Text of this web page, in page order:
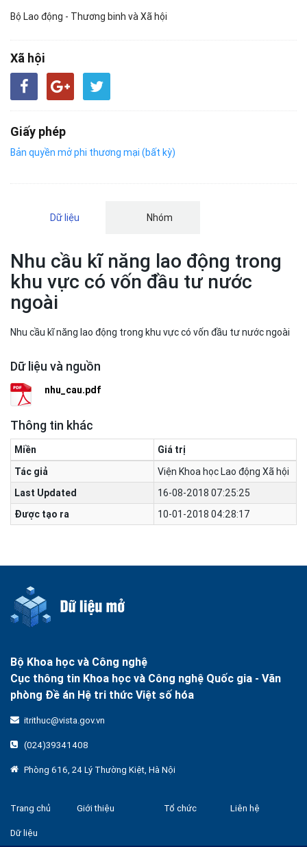
Bộ Lao động - Thương binh và Xã hội
Xã hội
Giấy phép
Bản quyền mở phi thương mại (bất kỳ)
Dữ liệu Nhóm
Nhu cầu kĩ năng lao động trong
khu vực có vốn đầu tư nước
ngoài
Nhu cầu kĩ năng lao động trong khu vực có vốn đầu tư nước ngoài
Dữ liệu và nguồn
nhu_cau.pdf
Thông tin khác
Miền
Giá trị
Tác giả
Viện Khoa học Lao động Xã hội
Last Updated
16-08-2018 07:25:25
Được tạo ra
10-01-2018 04:28:17
Bộ Khoa học và Công nghệ
Cục thông tin Khoa học và Công nghệ Quốc gia - Văn
phòng Đề án Hệ tri thức Việt số hóa
itrithuc@vista.gov.vn
(024)39341408
Phòng 616, 24 Lý Thường Kiệt, Hà Nội
Trang chủ Giới thiệu
Dữ liệu
Tổ chức Liên hệ